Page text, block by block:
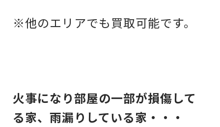
※他のエリアでも買取可能です。
火事になり部屋の一部が損傷して
る家、雨漏りしている家・・・